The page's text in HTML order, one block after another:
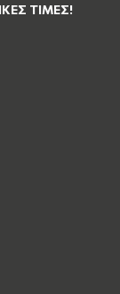
ΤΙΜΈΣ!